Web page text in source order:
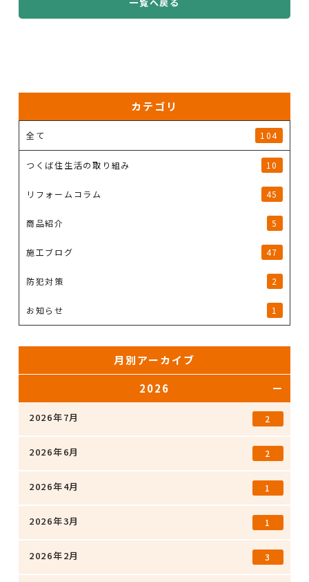
カテゴリ
全て 104
つくば住生活の取り組み 10
リフォームコラム 45
商品紹介 5
施工ブログ 47
防犯対策 2
お知らせ 1
月別アーカイブ
2026
2026年7月 2
2026年6月 2
2026年4月 1
2026年3月 1
2026年2月 3